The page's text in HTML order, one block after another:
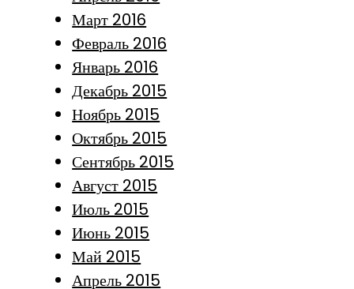
Март 2016
Февраль 2016
Январь 2016
Декабрь 2015
Ноябрь 2015
Октябрь 2015
Сентябрь 2015
Август 2015
Июль 2015
Июнь 2015
Май 2015
Апрель 2015